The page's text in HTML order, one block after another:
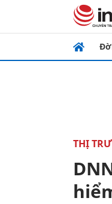
THỊ